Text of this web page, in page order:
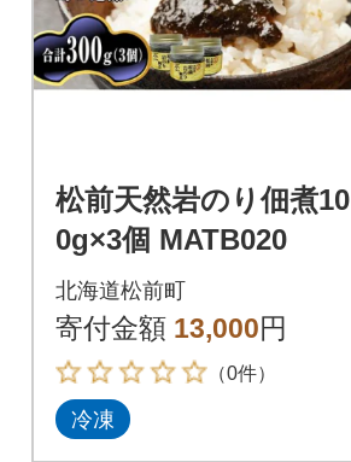
松前天然岩のり佃煮10
0g×3個 MATB020
北海道松前町
寄付金額 13,000円
（0件）
冷凍